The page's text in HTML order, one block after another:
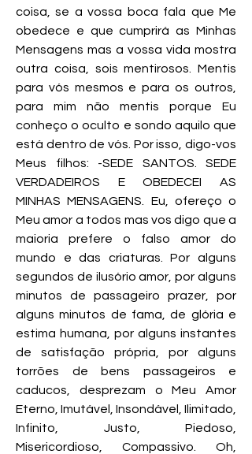
coisa, se a vossa boca fala que Me
obedece e que cumprirá as Minhas
Mensagens mas a vossa vida mostra
outra coisa, sois mentirosos. Mentis
para vós mesmos e para os outros,
para mim não mentis porque Eu
conheço o oculto e sondo aquilo que
está dentro de vós. Por isso, digo-vos
Meus filhos: -SEDE SANTOS. SEDE
VERDADEIROS E OBEDECEI AS
MINHAS MENSAGENS. Eu, ofereço o
Meu amor a todos mas vos digo que a
maioria prefere o falso amor do
mundo e das criaturas. Por alguns
segundos de ilusório amor, por alguns
minutos de passageiro prazer, por
alguns minutos de fama, de glória e
estima humana, por alguns instantes
de satisfação própria, por alguns
torrões de bens passageiros e
caducos, desprezam o Meu Amor
Eterno, Imutável, Insondável, Ilimitado,
Infinito, Justo, Piedoso,
Misericordioso, Compassivo. Oh,